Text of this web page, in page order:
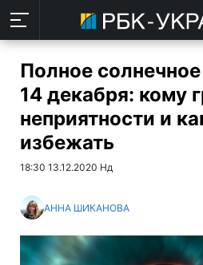
Полное
14 декабря: кому
неприятности и
избежать
18:30 13.12.2020 Нд
АННА ШИКАНОВА